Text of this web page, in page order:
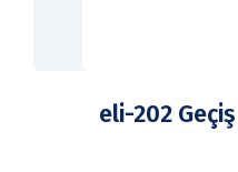
eli-202